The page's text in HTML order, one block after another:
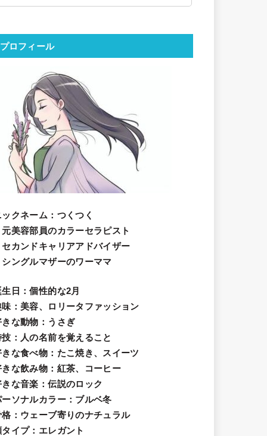
プロフィール
ックネーム ：つくつく
元美容部員のカラーセラピスト
セカンドキャリアアドバイザー
シングルマザーのワーママ
日 ：個性的な2月
味 ：美容、ロリータファッション
きな動物 ：うさぎ
技 ：人の名前を覚えること
きな食べ物 ：たこ焼き、スイーツ
きな飲み物：紅茶、コーヒー
きな音楽：伝説のロック
ーソナルカラー：ブルベ冬
格：ウェーブ寄りのナチュラル
タイプ：エレガン ト